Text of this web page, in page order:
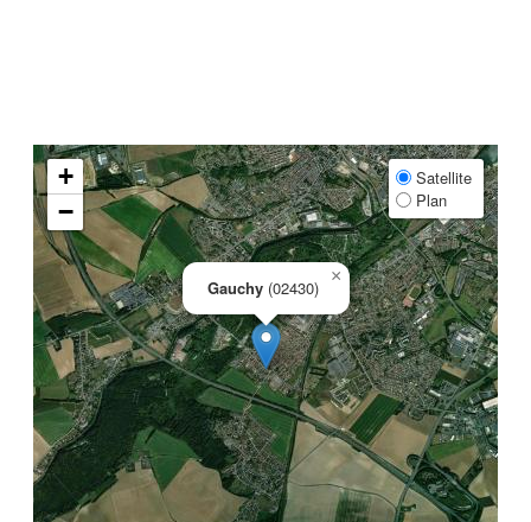
Gauchy (02430)
×
+
−
Satellite
Plan